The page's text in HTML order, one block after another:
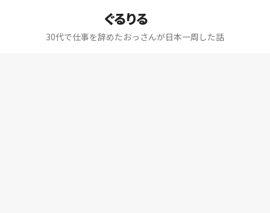
ぐるりる
30代で仕事を辞めたおっさんが日本一周した話